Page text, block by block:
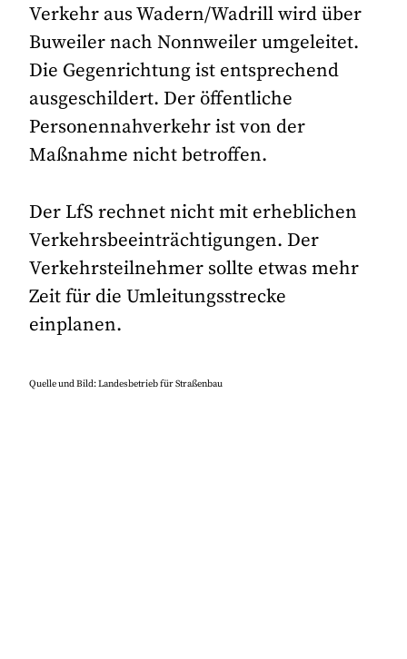
Verkehr aus Wadern/Wadrill wird über
Buweiler nach Nonnweiler umgeleitet.
Die Gegenrichtung ist entsprechend
ausgeschildert. Der öffentliche
Personennahverkehr ist von der
Maßnahme nicht betroffen.
Der LfS rechnet nicht mit erheblichen
Verkehrsbeeinträchtigungen. Der
Verkehrsteilnehmer sollte etwas mehr
Zeit für die Umleitungsstrecke
einplanen.
Quelle und Bild: Landesbetrieb für Straßenbau